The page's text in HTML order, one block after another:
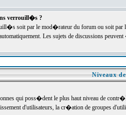
verrouill�s ?
soit par le mod�rateur du forum ou soit par
Les sujets de discussions
Niveaux
qui poss�dent le plus haut niveau de
d'utilisateurs, la cr�ation de groupes